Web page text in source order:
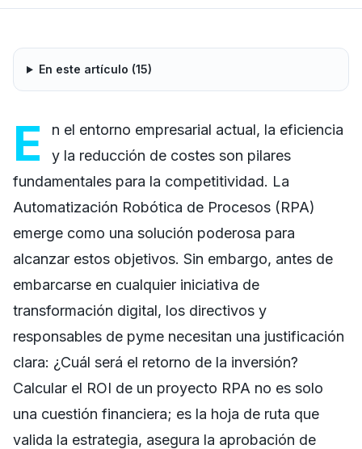
En este artículo (15)
E
n el entorno empresarial actual, la eficiencia
y la reducción de costes son pilares
fundamentales para la competitividad. La
Automatización Robótica de Procesos (RPA)
emerge como una solución poderosa para
alcanzar estos objetivos. Sin embargo, antes de
embarcarse en cualquier iniciativa de
transformación digital, los directivos y
responsables de pyme necesitan una justificación
clara: ¿Cuál será el retorno de la inversión?
Calcular el ROI de un proyecto RPA no es solo
una cuestión financiera; es la hoja de ruta que
valida la estrategia, asegura la aprobación de